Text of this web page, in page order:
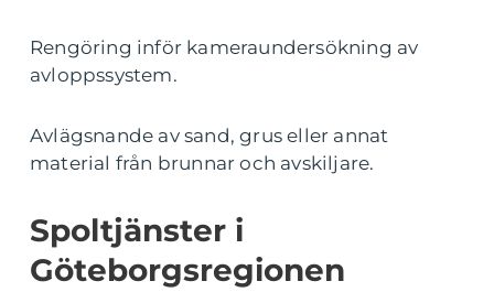
Rengöring inför kameraundersökning av
avloppssystem.
Avlägsnande av sand, grus eller annat
material från brunnar och avskiljare.
Spoltjänster i
Göteborgsregionen